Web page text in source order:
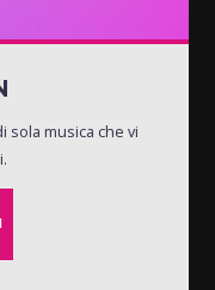
sola musica che vi